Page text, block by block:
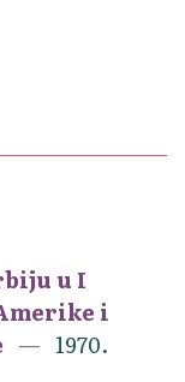
u I
i
1970.